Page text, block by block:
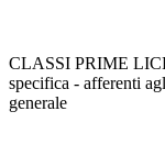
CLASSI PRIME
specifica - afferenti
generale